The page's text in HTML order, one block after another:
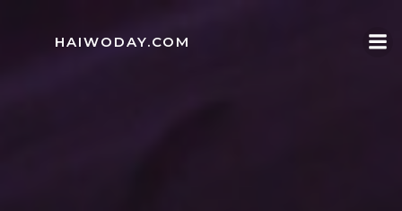
HAIWODAY.COM